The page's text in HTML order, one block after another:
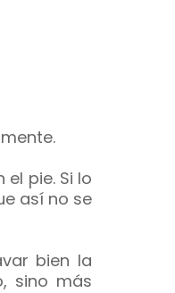
pie. Si lo
así no se
bien la
sino más